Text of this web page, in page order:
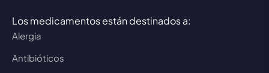
Los medicamentos están destinados a:
Alergia
Antibióticos